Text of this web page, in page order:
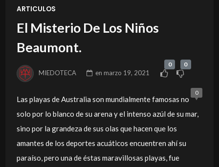
ARTICULOS
El Misterio De Los Niños
Beaumont.
MIEDOTECA enmarzo 19, 2021
0 0
0
Las playas de Australia son mundialmente famosas no
solo por lo blanco de su arena y el intenso azúl de su mar,
sino por la grandeza de sus olas que hacen que los
amantes de los deportes acuáticos encuentren ahí su
paraíso, pero una de éstas maravillosas playas, fue